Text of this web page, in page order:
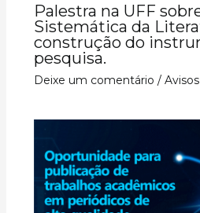
Palestra na UFF
Sistemática da
construção do
pesquisa.
Deixe um comentário / Avisos